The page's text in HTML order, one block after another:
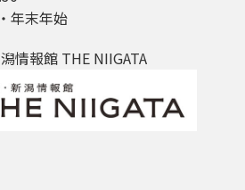
年末年始
情報館 THE NIIGATA